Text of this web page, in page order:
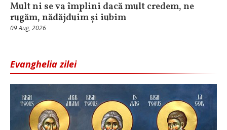
Mult ni se va împlini dacă mult credem, ne
rugăm, nădăjduim și iubim
09 Aug, 2026
Evanghelia zilei